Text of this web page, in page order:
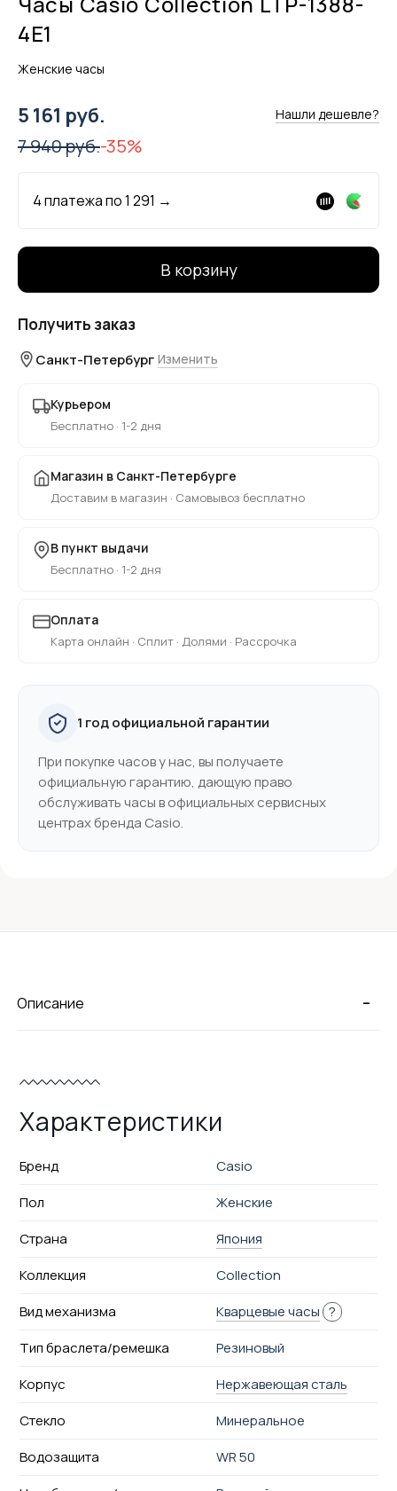
4E1
Женские часы
5 161 руб. Нашли дешевле?
7 940 руб.-35%
4 платежа по1 291 →
В корзину
Получить заказ
Санкт-Петербург Изменить
Курьером
Бесплатно · 1-2 дня
Магазин в Санкт-Петербурге
Доставим в магазин · Самовывоз бесплатно
В пункт выдачи
Бесплатно · 1-2 дня
Оплата
Карта онлайн · Сплит · Долями · Рассрочка
1 год официальной гарантии
При покупке часов у нас, вы получаете
официальную гарантию, дающую право
обслуживать часы в официальных сервисных
центрах бренда Casio.
-
Описание
Характеристики
Бренд
Casio
Пол
Женские
Страна
Япония
Коллекция
Collection
Вид механизма
Кварцевые часы ?
Тип браслета/ремешка
Резиновый
Корпус
Нержавеющая сталь
Стекло
Минеральное
Водозащита
WR 50